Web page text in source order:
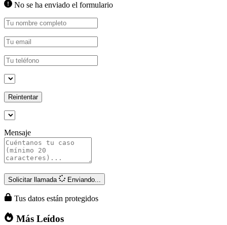
No se ha enviado el formulario
Reintentar
Mensaje
Solicitar llamada Enviando...
Tus datos están protegidos
Más Leídos